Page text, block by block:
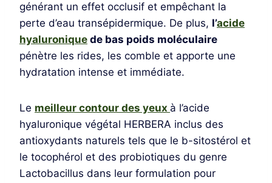
générant un effet occlusif et empêchant la
perte d’eau transépidermique. De plus, l’acide
hyaluronique de bas poids moléculaire
pénètre les rides, les comble et apporte une
hydratation intense et immédiate.
Le meilleur contour des yeux à l’acide
hyaluronique végétal HERBERA inclus des
antioxydants naturels tels que le b-sitostérol et
le tocophérol et des probiotiques du genre
Lactobacillus dans leur formulation pour